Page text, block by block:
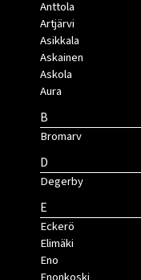
Anttola
Artjärvi
Asikkala
Askainen
Askola
Aura
B
Bromarv
D
Degerby
E
Eckerö
Elimäki
Eno